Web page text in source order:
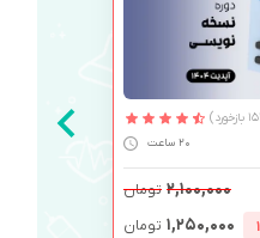
20 ساعت
۲,۱۰۰,۰۰۰ تومان
۱,۲۵۰,۰۰۰ تومان